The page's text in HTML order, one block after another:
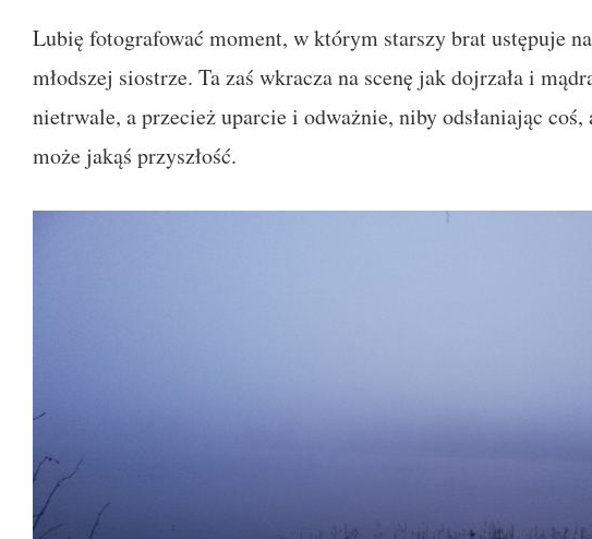
Lubię fotografować moment, w którym starszy brat ustępuje
młodszej siostrze. Ta zaś wkracza na scenę jak dojrzała i
nietrwale, a przecież uparcie i odważnie, niby odsłaniając coś,
może jakąś przyszłość.